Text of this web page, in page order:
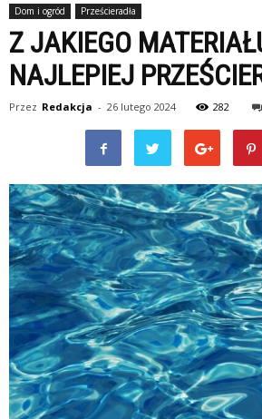
Dom i ogród Prześcieradła
Z JAKIEGO
NAJLEPIEJ
Przez Redakcja - 26 lutego 2024 282